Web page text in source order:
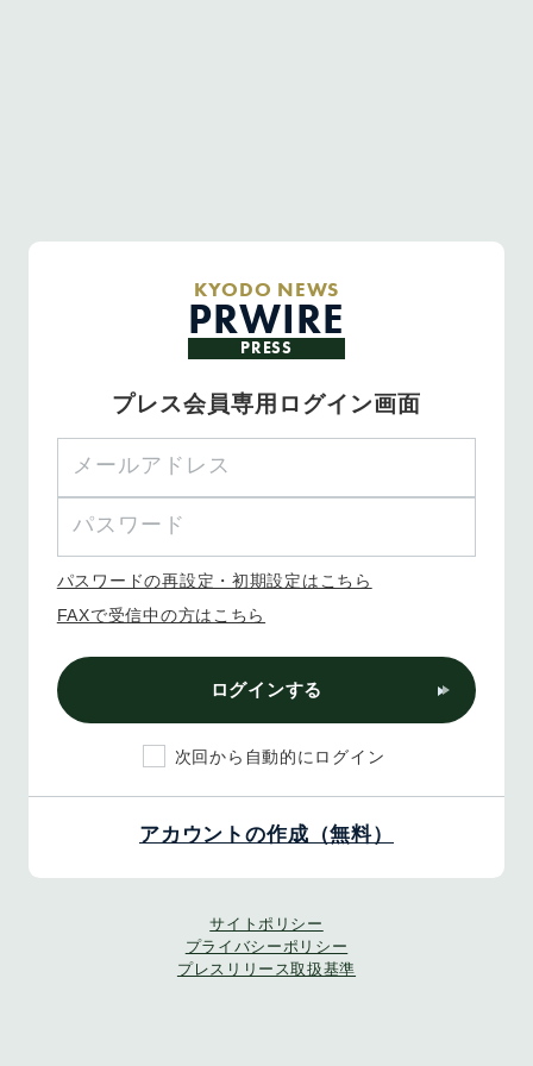
KYODO NEWS
PRWIRE
PRESS
プレス会員専用ログイン画面
パスワードの再設定・初期設定はこちら
FAXで受信中の方はこちら
ログインする
次回から自動的にログイン
アカウントの作成（無料）
サイトポリシー
プライバシーポリシー
プレスリリース取扱基準